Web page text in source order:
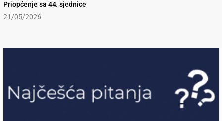
Priopćenje sa 44. sjednice
21/05/2026